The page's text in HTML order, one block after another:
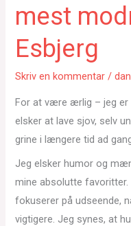
mest
Esbjerg
Skriv en kommentar /
For at være ærlig – jeg
elsker at lave sjov, selv
grine i længere tid ad
Jeg elsker humor og
mine absolutte
fokuserer på udseende,
vigtigere. Jeg synes, at